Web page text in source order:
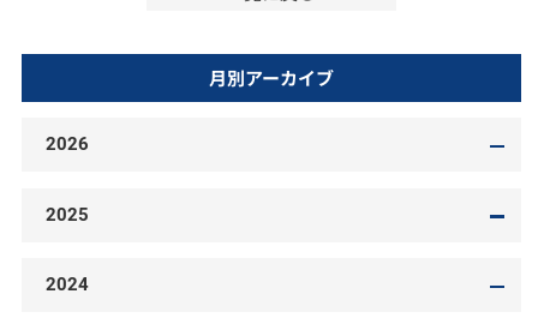
月別アーカイブ
2026
2025
2024